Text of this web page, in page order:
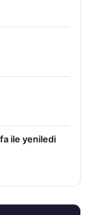
ile yeniledi